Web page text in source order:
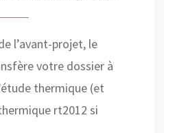
l’avant-projet, le
votre dossier à
thermique (et
rt2012 si